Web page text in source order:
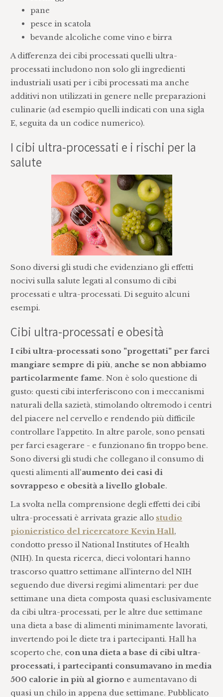
pane
pesce in scatola
bevande alcoliche come vino e birra
A differenza dei cibi processati quelli ultra-
processati includono non solo gli ingredienti
industriali usati per i cibi processati ma anche
additivi non utilizzati in genere nelle preparazioni
culinarie (ad esempio quelli indicati con una sigla
E, seguita da un codice numerico).
I cibi ultra-processati e i rischi per la
salute
Sono diversi gli studi che evidenziano gli effetti
nocivi sulla salute legati al consumo di cibi
processati e ultra-processati. Di seguito alcuni
esempi.
Cibi ultra-processati e obesità
I cibi ultra-processati sono "progettati" per farci
mangiare sempre di più, anche se non abbiamo
particolarmente fame. Non è solo questione di
gusto: questi cibi interferiscono con i meccanismi
naturali della sazietà, stimolando oltremodo i centri
del piacere nel cervello e rendendo più difficile
controllare l’appetito. In altre parole, sono pensati
per farci esagerare - e funzionano fin troppo bene.
Sono diversi gli studi che collegano il consumo di
questi alimenti all'aumento dei casi di
sovrappeso e obesità a livello globale.
La svolta nella comprensione degli effetti dei cibi
ultra-processati è arrivata grazie allo studio
pionieristico del ricercatore Kevin Hall,
condotto presso il National Institutes of Health
(NIH). In questa ricerca, dieci volontari hanno
trascorso quattro settimane all’interno del NIH
seguendo due diversi regimi alimentari: per due
settimane una dieta composta quasi esclusivamente
da cibi ultra-processati, per le altre due settimane
una dieta a base di alimenti minimamente lavorati,
invertendo poi le diete tra i partecipanti. Hall ha
scoperto che, con una dieta a base di cibi ultra-
processati, i partecipanti consumavano in media
500 calorie in più al giorno e aumentavano di
quasi un chilo in appena due settimane. Pubblicato